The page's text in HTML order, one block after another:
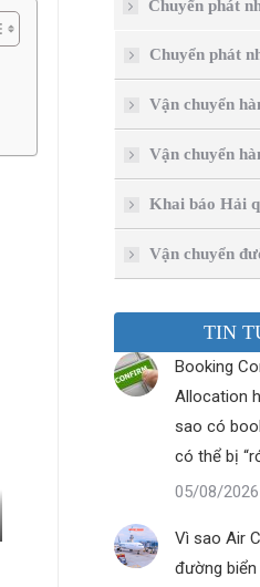
Chuyển phát
Chuyển phát
Vận chuyển
Vận chuyển
Khai báo Hải
Vận chuyển
TIN
Booking
Allocation
sao có
có thể bị
05/08/2026
Vì sao Air
đường